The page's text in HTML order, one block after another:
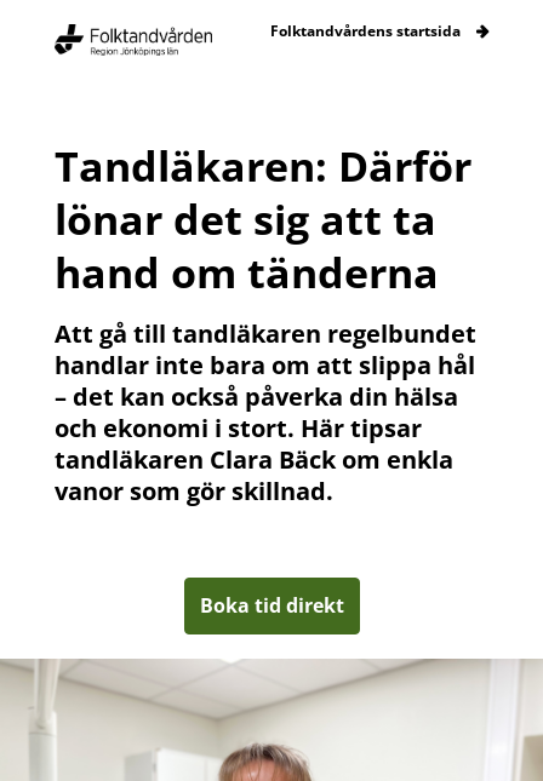
Folktandvårdens startsida
Tandläkaren: Därför
lönar det sig att ta
hand om tänderna
Att gå till tandläkaren regelbundet
handlar inte bara om att slippa hål
– det kan också påverka din hälsa
och ekonomi i stort. Här tipsar
tandläkaren Clara Bäck om enkla
vanor som gör skillnad.
Boka tid direkt